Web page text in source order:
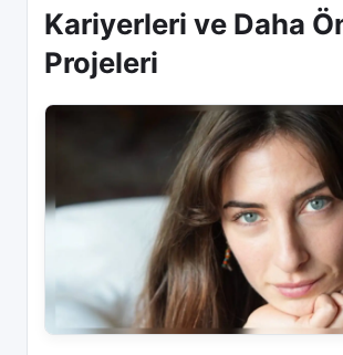
Kariyerleri ve Daha
Projeleri